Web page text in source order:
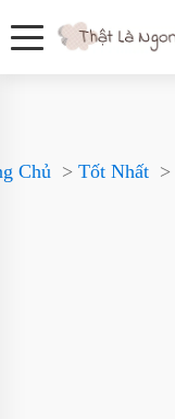
Chủ Tốt Nhất